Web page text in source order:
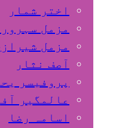
اختر شمار
مزمل
مزمل
آصف نثار
پروفیسر
عالمگیر
اسامہ رضا